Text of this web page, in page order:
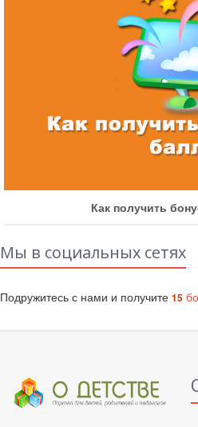
Как участвовать в
Мы в социальных сетях
Подружитесь с нами и получите 15